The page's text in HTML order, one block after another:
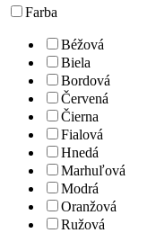
Farba
Béžová
Biela
Bordová
Červená
Čierna
Fialová
Hnedá
Marhuľová
Modrá
Oranžová
Ružová